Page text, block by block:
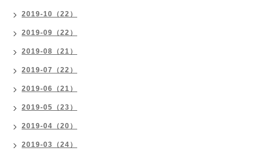
2019-10（22）
2019-09（22）
2019-08（21）
2019-07（22）
2019-06（21）
2019-05（23）
2019-04（20）
2019-03（24）